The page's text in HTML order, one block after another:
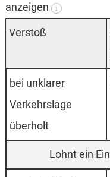
anzeigen
i
Verstoß
bei unklarer
Verkehrslage
überholt